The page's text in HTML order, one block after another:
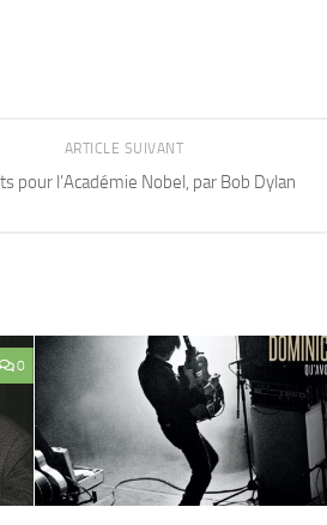
ARTICLE SUIVANT
pour l’Académie Nobel, par Bob Dylan
0